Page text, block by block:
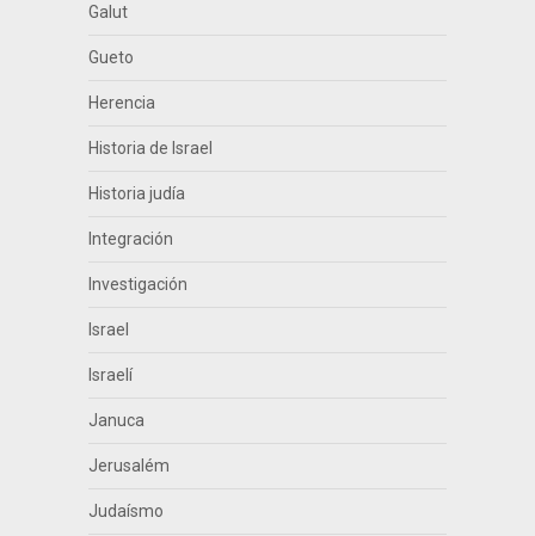
Galut
Gueto
Herencia
Historia de Israel
Historia judía
Integración
Investigación
Israel
Israelí
Januca
Jerusalém
Judaísmo